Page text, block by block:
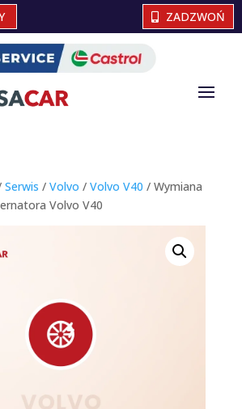
ZADZWOŃ
Serwis / Volvo / Volvo V40 / Wymiana
Volvo V40